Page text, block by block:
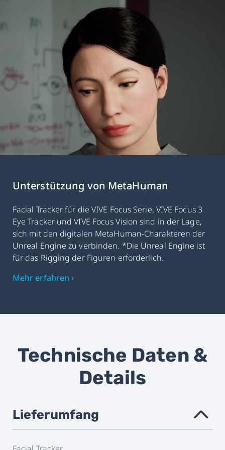
Unterstützung von MetaHuman
Facial Tracker für die VIVE Focus Serie, VIVE Focus 3
Eye Tracker und VIVE Focus Vision sind in der Lage,
sich mit den digitalen MetaHuman-Charakteren der
Unreal Engine zu verbinden. *Die Unreal Engine ist
für das Rigging der Figuren erforderlich.
Mehr erfahren ›
Technische Daten &
Details
Lieferumfang ›